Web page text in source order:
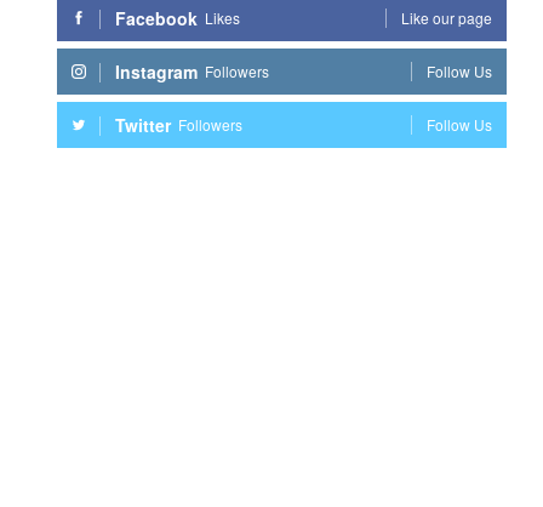
Facebook Likes Like our page
Instagram Followers Follow Us
Twitter Followers Follow Us